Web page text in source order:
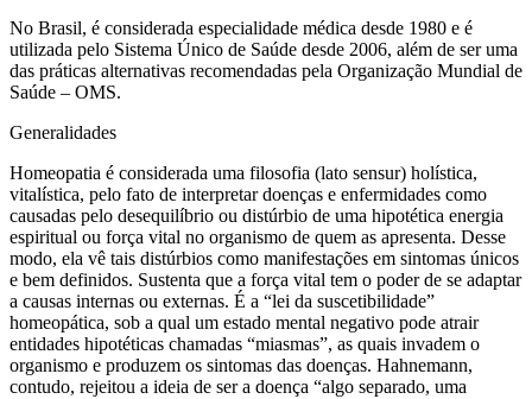
No Brasil, é considerada especialidade médica desde 1980 e é
utilizada pelo Sistema Único de Saúde desde 2006, além de ser uma
das práticas alternativas recomendadas pela Organização Mundial de
Saúde – OMS.
Generalidades
Homeopatia é considerada uma filosofia (lato sensur) holística,
vitalística, pelo fato de interpretar doenças e enfermidades como
causadas pelo desequilíbrio ou distúrbio de uma hipotética energia
espiritual ou força vital no organismo de quem as apresenta. Desse
modo, ela vê tais distúrbios como manifestações em sintomas únicos
e bem definidos. Sustenta que a força vital tem o poder de se adaptar
a causas internas ou externas. É a “lei da suscetibilidade”
homeopática, sob a qual um estado mental negativo pode atrair
entidades hipotéticas chamadas “miasmas”, as quais invadem o
organismo e produzem os sintomas das doenças. Hahnemann,
contudo, rejeitou a ideia de ser a doença “algo separado, uma